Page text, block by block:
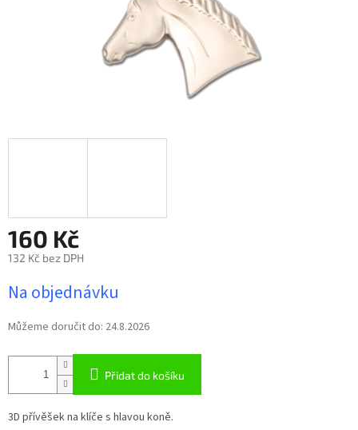
160 Kč
132 Kč bez DPH
cena:
Na objednávku
Můžeme doručit do: 24.8.2026
Přidat do košíku
3D přívěšek na klíče s hlavou koně.